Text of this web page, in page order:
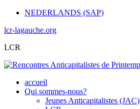
NEDERLANDS (SAP)
lcr-lagauche.org
LCR
accueil
Qui sommes-nous?
Jeunes Anticapitalistes (JAC)